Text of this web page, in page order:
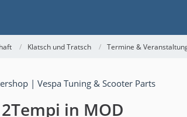
Klatsch und Tratsch Termine &
in MOD